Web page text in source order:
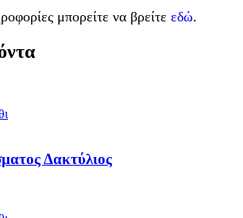
μπορείτε να βρείτε εδώ.
Δακτύλιος